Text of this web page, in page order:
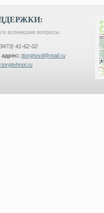
возникшие вопросы:
41-62-02
ttorghovli@mail.ru